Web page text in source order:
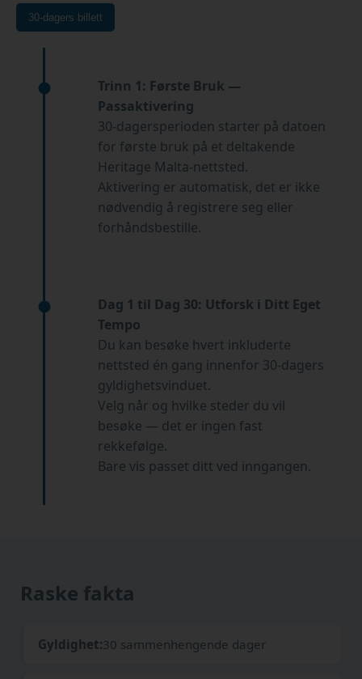
30-dagers billett
Trinn 1: Første Bruk —
Passaktivering
30-dagersperioden starter på datoen
for første bruk på et deltakende
Heritage Malta-nettsted.
Aktivering er automatisk, det er ikke
nødvendig å registrere seg eller
forhåndsbestille.
Dag 1 til Dag 30: Utforsk i Ditt Eget
Tempo
Du kan besøke hvert inkluderte
nettsted én gang innenfor 30-dagers
gyldighetsvinduet.
Velg når og hvilke steder du vil
besøke — det er ingen fast
rekkefølge.
Bare vis passet ditt ved inngangen.
Raske fakta
Gyldighet:30 sammenhengende dager